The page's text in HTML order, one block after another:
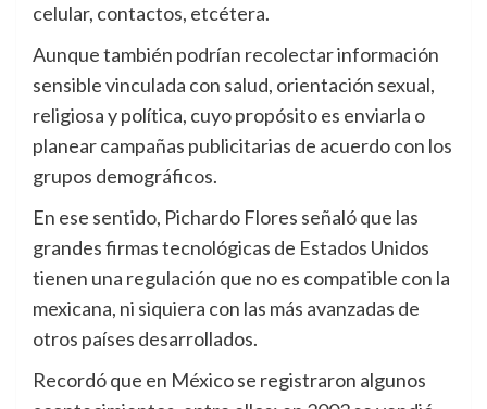
celular, contactos, etcétera.
Aunque también podrían recolectar información
sensible vinculada con salud, orientación sexual,
religiosa y política, cuyo propósito es enviarla o
planear campañas publicitarias de acuerdo con los
grupos demográficos.
En ese sentido, Pichardo Flores señaló que las
grandes firmas tecnológicas de Estados Unidos
tienen una regulación que no es compatible con la
mexicana, ni siquiera con las más avanzadas de
otros países desarrollados.
Recordó que en México se registraron algunos